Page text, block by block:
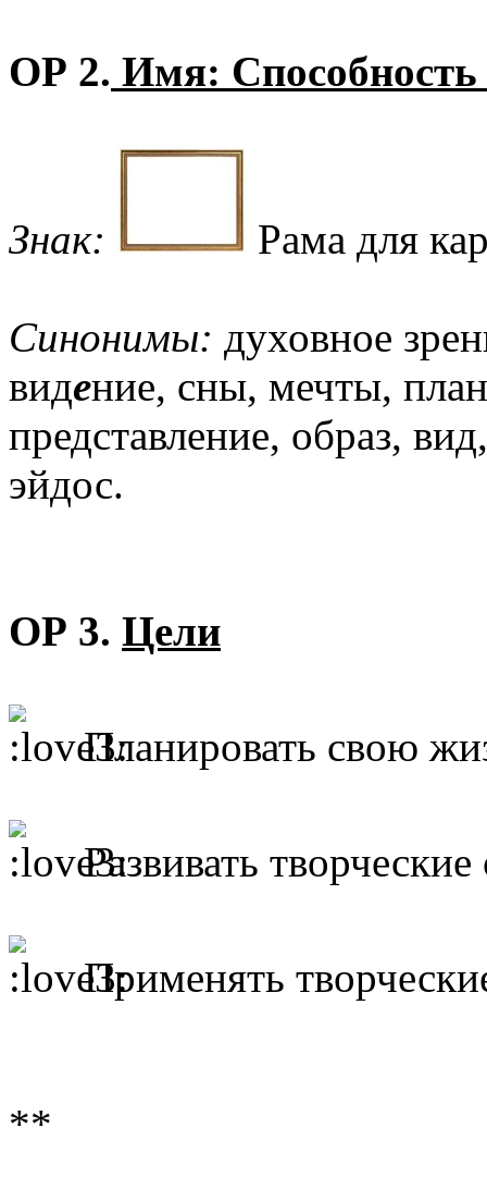
ОР 2. Имя: Способность
Знак: Рама для
Синонимы: духовное
видение, сны, мечты,
представление, образ,
эйдос.
ОР 3. Цели
Планировать свою
Развивать
Применять
**